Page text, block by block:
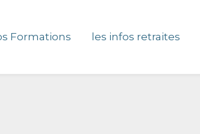
Formations les infos retraites